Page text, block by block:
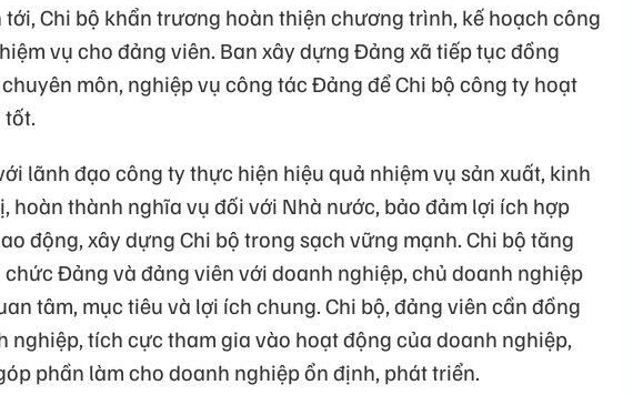
Chi bộ khẩn trương hoàn thiện chương trình, kế hoạch công
vụ cho đảng viên. Ban xây dựng Đảng xã tiếp tục đồng
môn, nghiệp vụ công tác Đảng để Chi bộ công ty hoạt
lãnh đạo công ty thực hiện hiệu quả nhiệm vụ sản xuất, kinh
hoàn thành nghĩa vụ đối với Nhà nước, bảo đảm lợi ích hợp
động, xây dựng Chi bộ trong sạch vững mạnh. Chi bộ tăng
Đảng và đảng viên với doanh nghiệp, chủ doanh nghiệp
tâm, mục tiêu và lợi ích chung. Chi bộ, đảng viên cần đồng
nghiệp, tích cực tham gia vào hoạt động của doanh nghiệp,
phần làm cho doanh nghiệp ổn định, phát triển.